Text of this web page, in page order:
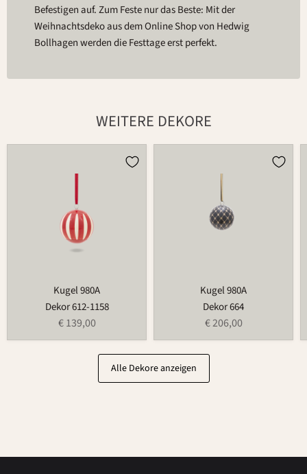
Befestigen auf. Zum Feste nur das Beste: Mit der
Weihnachtsdeko aus dem Online Shop von Hedwig
Bollhagen werden die Festtage erst perfekt.
WEITERE DEKORE
Kugel 980A
Dekor 612-1158
€ 139,00
Kugel 980A
Dekor 664
€ 206,00
Alle Dekore anzeigen